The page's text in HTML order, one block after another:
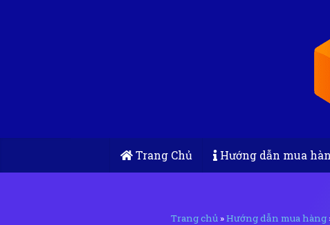
Trang Chủ Hướng dẫn mua
Trang chủ »Hướng dẫn mua hàng